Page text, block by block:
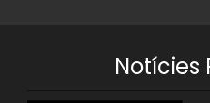
Notícies